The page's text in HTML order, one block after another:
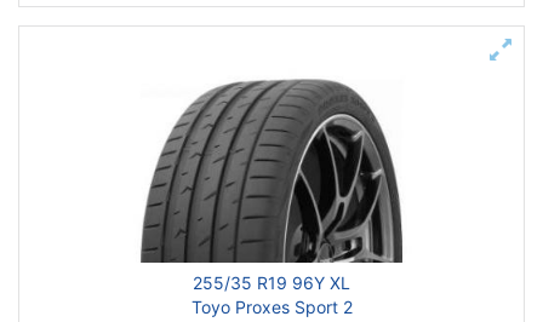
255/35 R19 96Y XL
Toyo Proxes Sport 2